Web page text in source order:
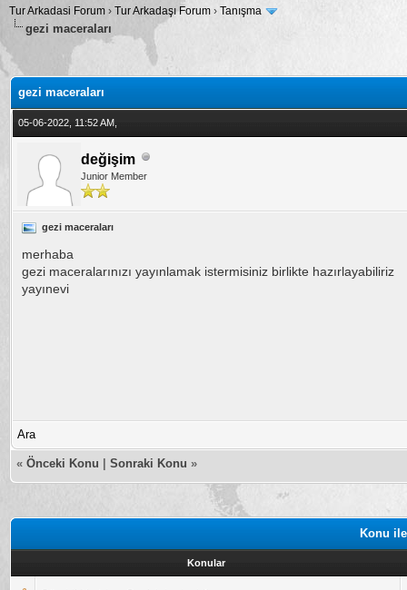
Tur Arkadasi Forum › Tur Arkadaşı Forum › Tanışma
gezi maceraları
0
gezi maceraları
05-06-2022, 11:52 AM,
değişim
Junior Member
gezi maceraları
merhaba
gezi maceralarınızı yayınlamak istermisiniz birlikte hazırlayabiliriz
yayınevi
Ara
« Önceki Konu Sonraki Konu »
Konu
Konular